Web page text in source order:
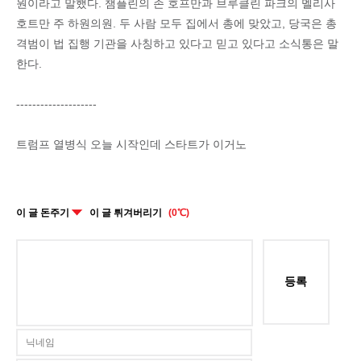
원이라고 말했다. 챔플린의 존 호프만과 브루클린 파크의 멜리사
호트만 주 하원의원. 두 사람 모두 집에서 총에 맞았고, 당국은 총
격범이 법 집행 기관을 사칭하고 있다고 믿고 있다고 소식통은 말
한다.
--------------------
트럼프 열병식 오늘 시작인데 스타트가 이거노
이 글 돈주기 이 글 튀겨버리기 (0℃)
등록